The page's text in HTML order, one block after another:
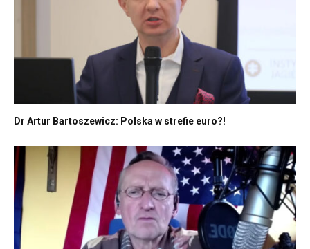
Dr Artur Bartoszewicz: Polska w strefie euro?!